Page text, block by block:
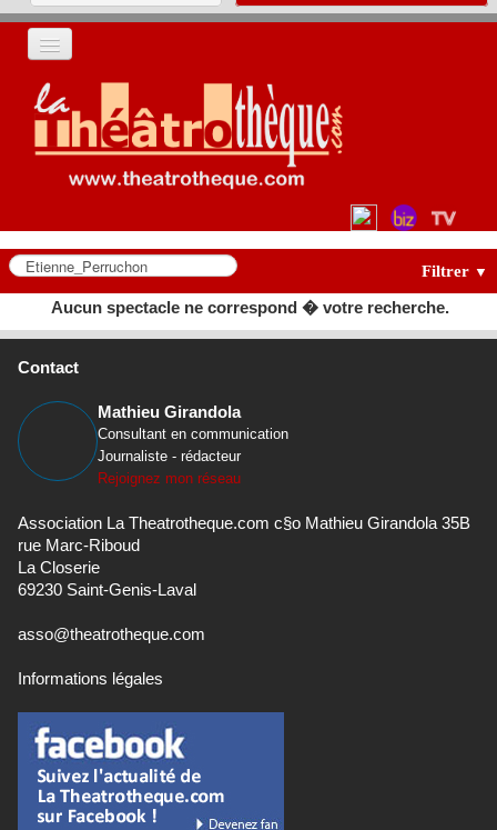
ACCUEIL
LES TEXTES
LES ANNONCES
LE CLUB
Filtrer ▼
Aucun spectacle ne correspond � votre recherche.
Contact
Mathieu Girandola
Consultant en communication
Journaliste - rédacteur
Rejoignez mon réseau
Association La Theatrotheque.com c§o Mathieu Girandola 35B
rue Marc-Riboud
La Closerie
69230 Saint-Genis-Laval
asso@theatrotheque.com
Informations légales